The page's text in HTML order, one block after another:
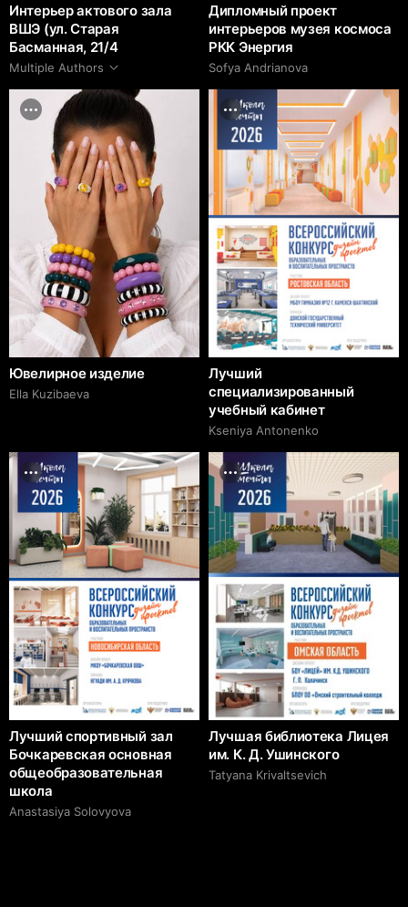
Интерьер актового зала
ВШЭ (ул. Старая
Басманная, 21/4
Multiple Authors
Дипломный проект
интерьеров музея космоса
РКК Энергия
Sofya Andrianova
Ювелирное изделие
Ella Kuzibaeva
Лучший
специализированный
учебный кабинет
Kseniya Antonenko
Лучший спортивный зал
Бочкаревская основная
общеобразовательная
школа
Anastasiya Solovyova
Лучшая библиотека Лицея
им. К. Д. Ушинского
Tatyana Krivaltsevich